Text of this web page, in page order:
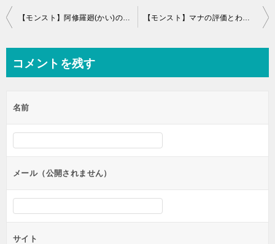
投
ビ
ー
シ
ン
【モンスト】阿修羅廻(かい)のおすすめ副友情(サブ友情)と評価 【モンスト】マナの評価とわくわくの実！進化と神化どっち？
コメントを残す
名前
メール（公開されません）
サイト